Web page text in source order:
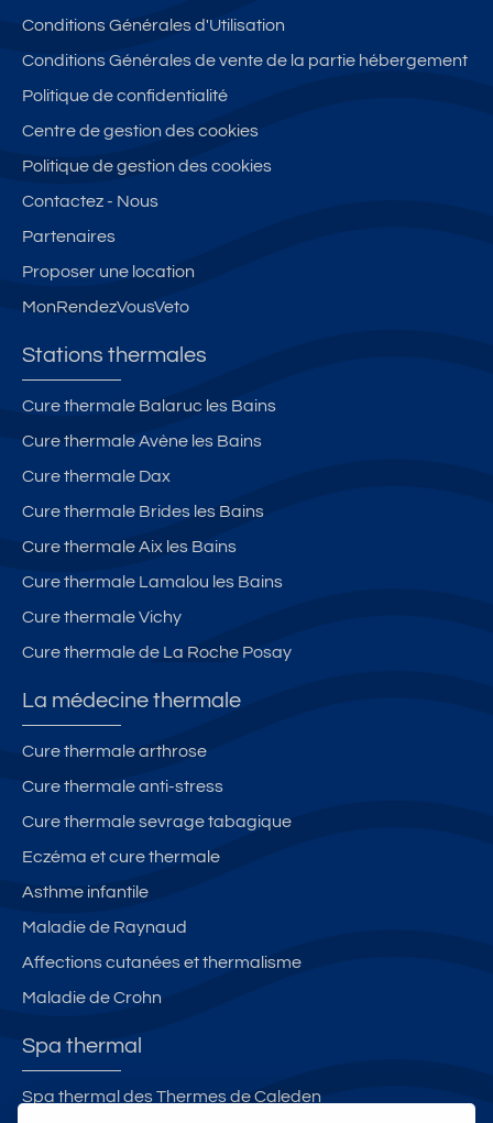
Conditions Générales d'Utilisation
Conditions Générales de vente de la partie hébergement
Politique de confidentialité
Centre de gestion des cookies
Politique de gestion des cookies
Contactez - Nous
Partenaires
Proposer une location
MonRendezVousVeto
Stations thermales
Cure thermale Balaruc les Bains
Cure thermale Avène les Bains
Cure thermale Dax
Cure thermale Brides les Bains
Cure thermale Aix les Bains
Cure thermale Lamalou les Bains
Cure thermale Vichy
Cure thermale de La Roche Posay
La médecine thermale
Cure thermale arthrose
Cure thermale anti-stress
Cure thermale sevrage tabagique
Eczéma et cure thermale
Asthme infantile
Maladie de Raynaud
Affections cutanées et thermalisme
Maladie de Crohn
Spa thermal
Spa thermal des Thermes de Caleden